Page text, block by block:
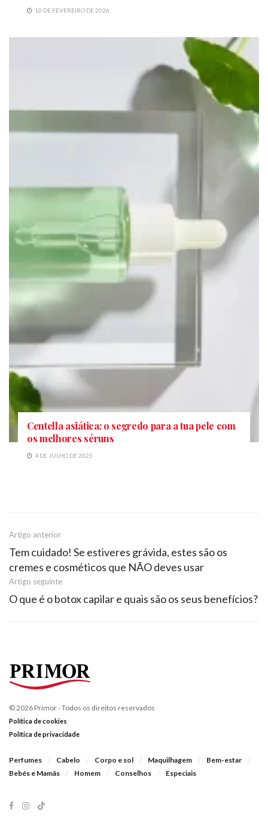
10 DE FEVEREIRO DE 2026
Centella asiática: o segredo para a tua pele com
os melhores séruns
4 DE JULHO DE 2025
Artigo anterior
Tem cuidado! Se estiveres grávida, estes são os
cremes e cosméticos que NÃO deves usar
Artigo seguinte
O que é o botox capilar e quais são os seus benefícios?
© 2026 Primor - Todos os direitos reservados
Política de cookies
Política de privacidade
Perfumes Cabelo Corpo e sol Maquilhagem
Bem-estar
Bebés e Mamãs
Homem Conselhos Especiais
Segue-nos